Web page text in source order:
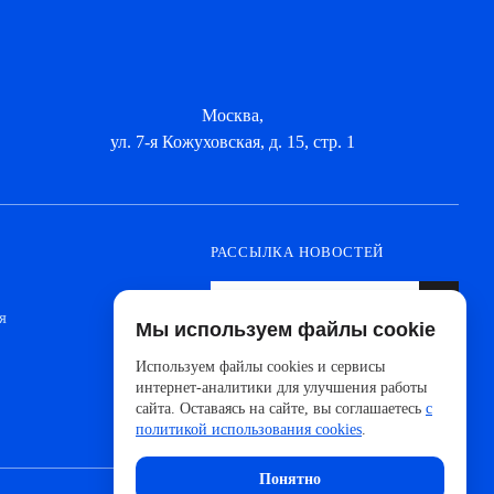
Москва,
ул. 7-я Кожуховская, д. 15, стр. 1
РАССЫЛКА НОВОСТЕЙ
новинок от ведущих производителей и
новостей АйДистрибьют
Мы используем файлы cookie
Используем файлы cookies и сервисы
интернет-аналитики для улучшения работы
сайта. Оставаясь на сайте, вы соглашаетесь с
политикой использования cookies.
Понятно